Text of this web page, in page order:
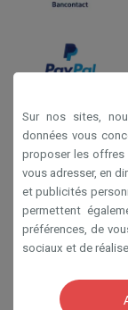
SA HIFI
Sur nos sites,
données vous
proposer les offres
vous adresser, en
et publicités
permettent
préférences, de
sociaux et de